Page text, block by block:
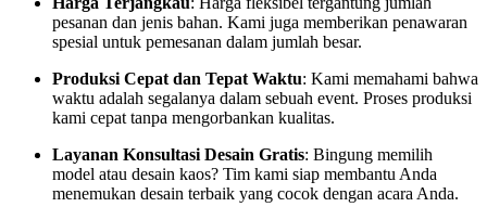
pesanan dan jenis bahan. Kami juga memberikan penawaran
spesial untuk pemesanan dalam jumlah besar.
Produksi Cepat dan Tepat Waktu: Kami memahami bahwa
waktu adalah segalanya dalam sebuah event. Proses produksi
kami cepat tanpa mengorbankan kualitas.
Layanan Konsultasi Desain Gratis: Bingung memilih
model atau desain kaos? Tim kami siap membantu Anda
menemukan desain terbaik yang cocok dengan acara Anda.